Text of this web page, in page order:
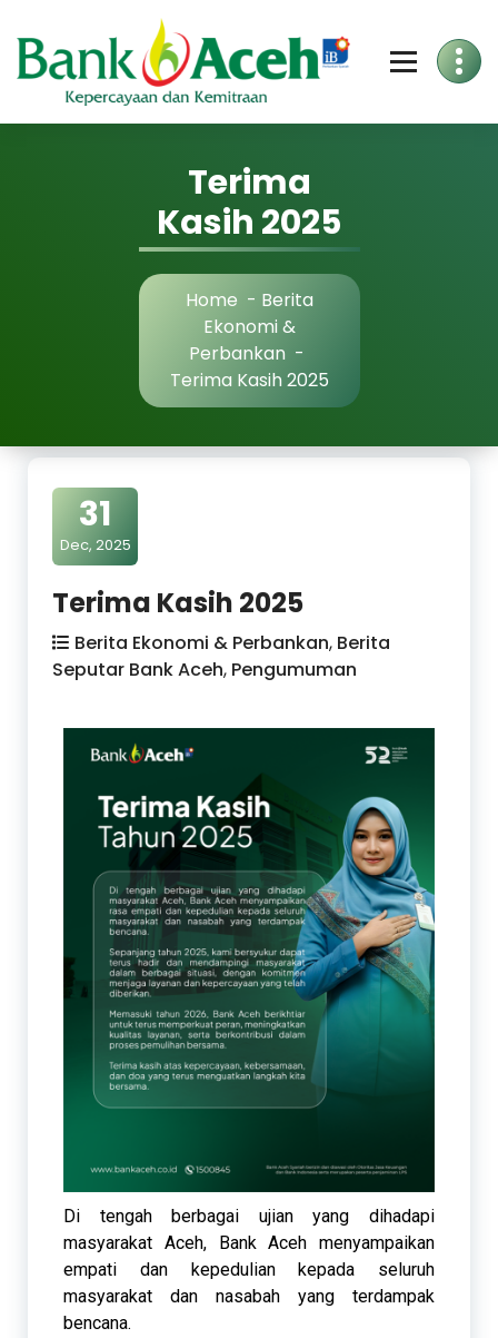
Terima
Kasih 2025
Home - Berita
Ekonomi &
Perbankan -
Terima Kasih 2025
31
Dec, 2025
Terima Kasih 2025
Berita Ekonomi & Perbankan, Berita
Seputar Bank Aceh, Pengumuman
Di tengah berbagai ujian yang dihadapi
masyarakat Aceh, Bank Aceh menyampaikan
empati dan kepedulian kepada seluruh
masyarakat dan nasabah yang terdampak
bencana.